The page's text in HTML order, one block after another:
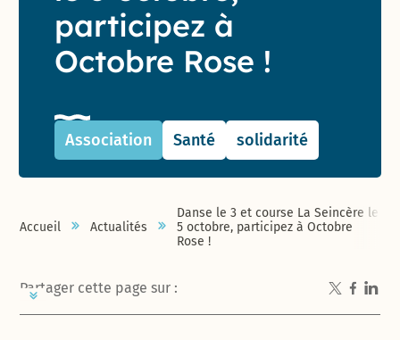
participez à
Octobre Rose !
Association Santé solidarité
Accueil Actualités
Danse le 3 et course La Seincère le
5 octobre, participez à Octobre
Rose !
Partager cette page sur :